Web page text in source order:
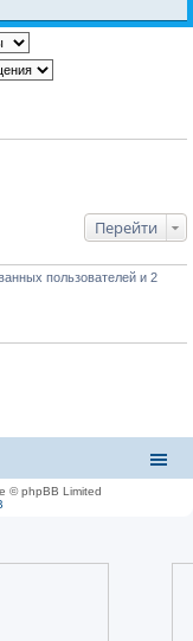
Перейти
пользователей и 2
© phpBB Limited